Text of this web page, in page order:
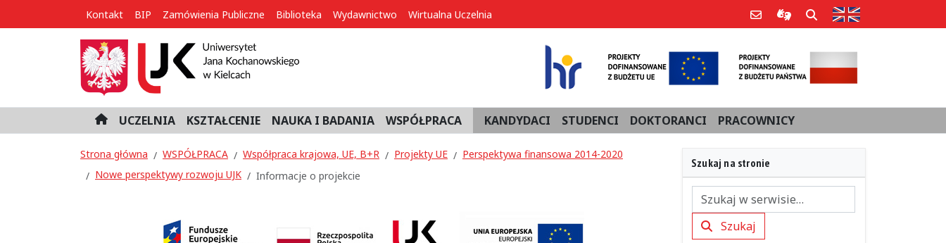
Kontakt BIP Zamówienia Publiczne Biblioteka Wydawnictwo Wirtualna Uczelnia Poczta e-mailInformacje dla użytkowników
Szukaj Strona w języku
H
o
m
e
UCZELNIA KSZTAŁCENIE NAUKA I BADANIA WSPÓŁPRACA KANDYDACI STUDENCI DOKTORANCI PRACOWNICY
Strona główna WSPÓŁPRACA Współpraca krajowa, UE, B+R Projekty UE
Perspektywa finansowa 2014-2020
Nowe perspektywy rozwoju UJK
Informacje o projekcie
Szukaj na stronie
SzukajSzukaj